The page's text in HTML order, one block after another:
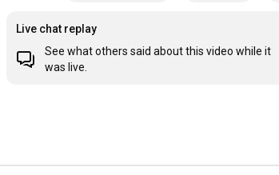
アスロン
Live chat replay
See what others said about this video while it
was live.